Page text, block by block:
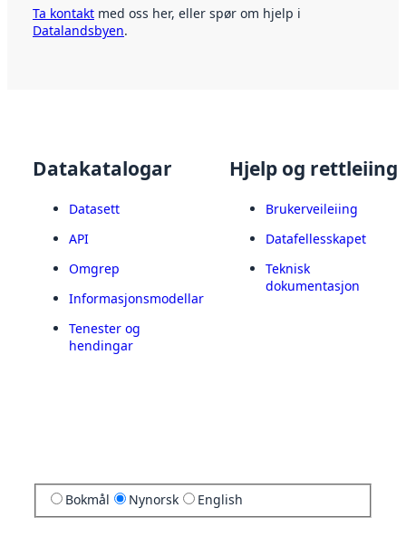
Ta kontakt med oss her, eller spør om hjelp i
Datalandsbyen.
Datakatalogar
Datasett
API
Omgrep
Informasjonsmodellar
Tenester og
hendingar
Hjelp og rettleiing
Brukerveileiing
Datafellesskapet
Teknisk
dokumentasjon
Bokmål Nynorsk English